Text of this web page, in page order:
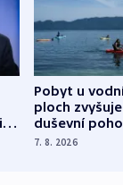
Pobyt u
ploch zvyšuje
duševní
ukázala
7. 8. 2026